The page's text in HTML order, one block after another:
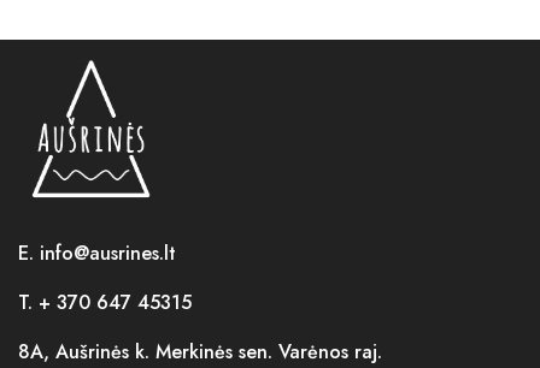
E. info@ausrines.lt
T. + 370 647 45315
8A, Aušrinės k. Merkinės sen. Varėnos raj.